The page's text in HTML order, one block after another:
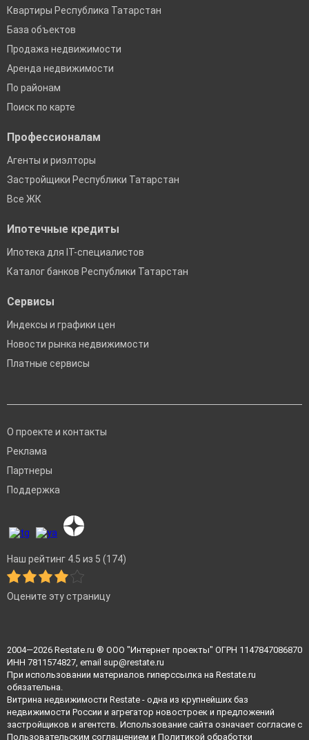
Квартиры Республика Татарстан
База объектов
Продажа недвижимости
Аренда недвижимости
По районам
Поиск по карте
Профессионалам
Агенты и риэлторы
Застройщики Республики Татарстан
Все ЖК
Ипотечные кредиты
Ипотека для IT-специалистов
Каталог банков Республики Татарстан
Сервисы
Индексы и графики цен
Новости рынка недвижимости
Платные сервисы
О проекте и контакты
Реклама
Партнеры
Поддержка
Наш рейтинг 4.5 из 5 (174)
Оцените эту страницу
2004—2026 Restate.ru ® ООО "Интернет проекты" ОГРН 1147847086870
ИНН 7811574827, email sup@restate.ru
При использовании материалов гиперссылка на Restate.ru
обязательна.
Витрина недвижимости Restate - одна из крупнейших баз
недвижимости России и агрегатор новостроек и предложений
застройщиков и агентств. Использование сайта означает согласие с
Пользовательским соглашением и Политикой обработки